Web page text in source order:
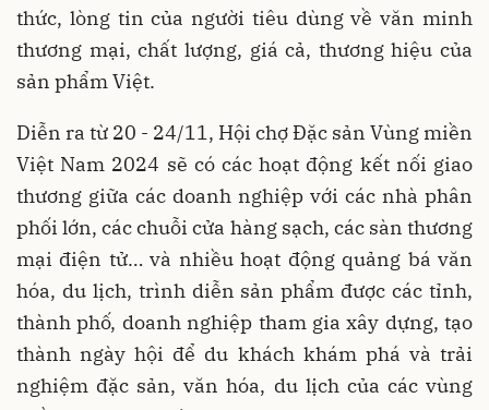
thức, lòng tin của người tiêu dùng về văn minh
thương mại, chất lượng, giá cả, thương hiệu của
sản phẩm Việt.
Diễn ra từ 20 - 24/11, Hội chợ Đặc sản Vùng miền
Việt Nam 2024 sẽ có các hoạt động kết nối giao
thương giữa các doanh nghiệp với các nhà phân
phối lớn, các chuỗi cửa hàng sạch, các sàn thương
mại điện tử… và nhiều hoạt động quảng bá văn
hóa, du lịch, trình diễn sản phẩm được các tỉnh,
thành phố, doanh nghiệp tham gia xây dựng, tạo
thành ngày hội để du khách khám phá và trải
nghiệm đặc sản, văn hóa, du lịch của các vùng